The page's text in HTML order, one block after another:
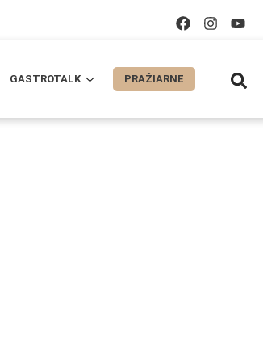
GASTROTALK PRAŽIARNE